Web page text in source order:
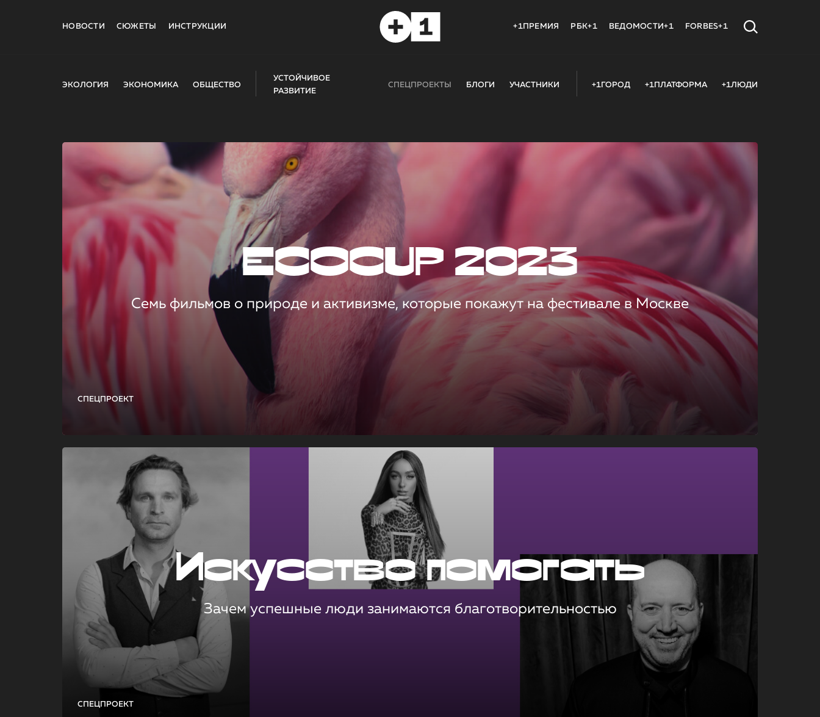
НОВОСТИ СЮЖЕТЫ ИНСТРУКЦИИ +1ПРЕМИЯ РБК+1 ВЕДОМОСТИ+1 FORBES+1
ЭКОЛОГИЯ ЭКОНОМИКА ОБЩЕСТВО
УСТОЙЧИВОЕ
РАЗВИТИЕ
СПЕЦПРОЕКТЫ БЛОГИ УЧАСТНИКИ +1ГОРОД +1ПЛАТФОРМА +1ЛЮДИ
СПЕЦПРОЕКТ
ECOCUP 2023
Семь фильмов о природе и активизме, которые покажут на фестивале в Москве
СПЕЦПРОЕКТ
Искусство помогать
Зачем успешные люди занимаются благотворительностью